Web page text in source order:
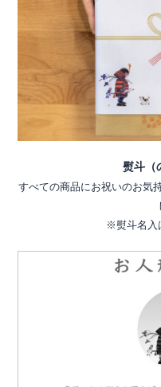
熨斗（
すべての商品にお祝いのお気
※熨斗名入